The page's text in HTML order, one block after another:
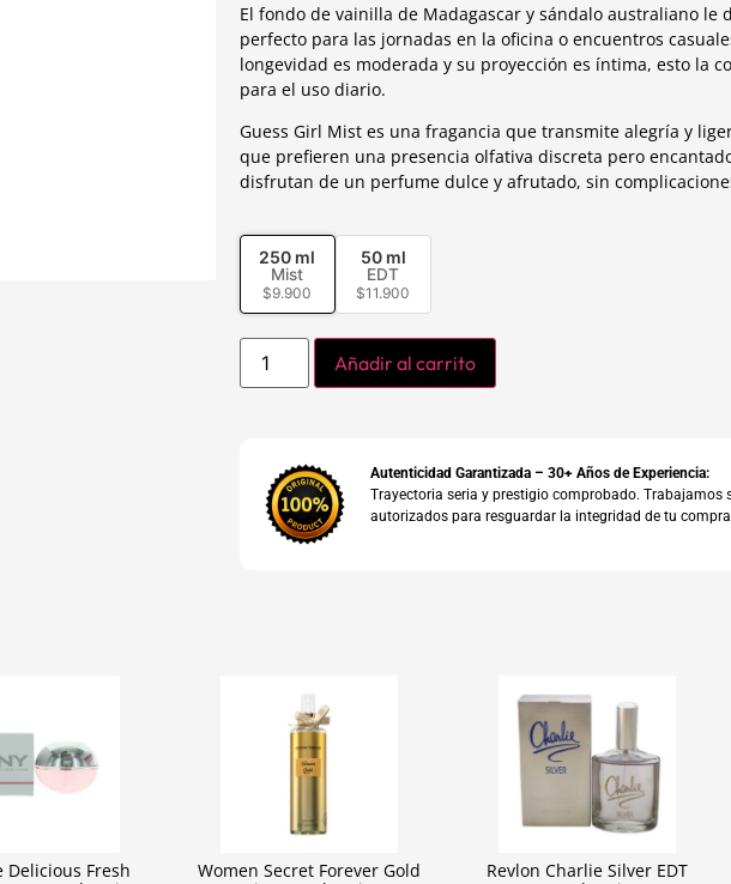
El fondo de vainilla de Madagascar y sándalo australiano le
perfecto para las jornadas en la oficina o encuentros
longevidad es moderada y su proyección es íntima, esto la
para el uso diario.
Guess Girl Mist es una fragancia que transmite alegría y
que prefieren una presencia olfativa discreta pero
disfrutan de un perfume dulce y afrutado, sin
250 ml
Mist
$9.900
50 ml
EDT
$11.900
Añadir al carrito
Autenticidad Garantizada – 30+ Años de Experiencia:
Trayectoria seria y prestigio comprobado. Trabajamos
autorizados para resguardar la integridad de tu
Delicious Fresh
Women Secret Forever Gold
Revlon Charlie Silver EDT